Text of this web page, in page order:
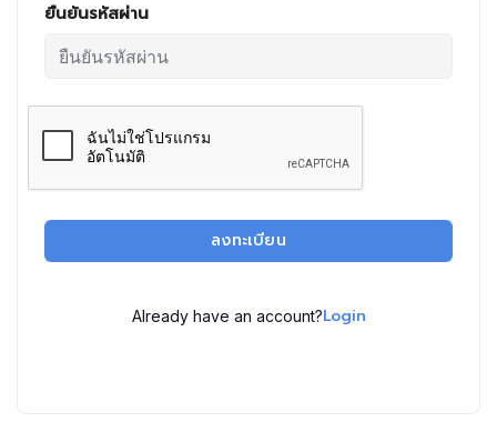
ยืนยันรหัสผ่าน
ลงทะเบียน
Already have an account?Login